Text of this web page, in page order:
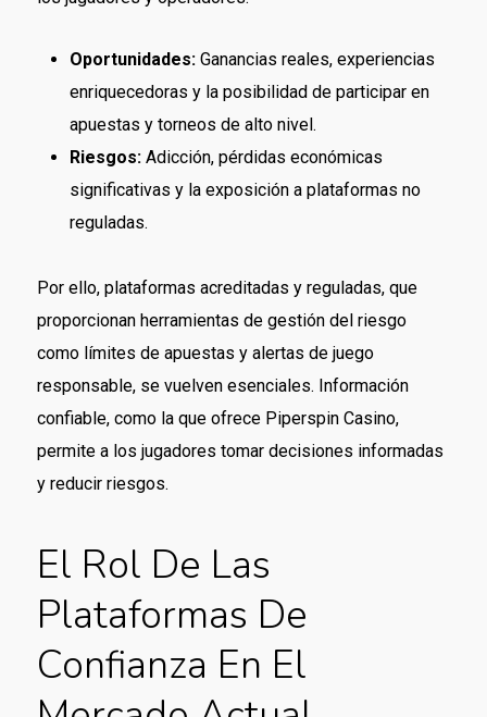
Oportunidades:Ganancias reales, experiencias
enriquecedoras y la posibilidad de participar en
apuestas y torneos de alto nivel.
Riesgos:Adicción, pérdidas económicas
significativas y la exposición a plataformas no
reguladas.
Por ello, plataformas acreditadas y reguladas, que
proporcionan herramientas de gestión del riesgo
como límites de apuestas y alertas de juego
responsable, se vuelven esenciales. Información
confiable, como la que ofrece Piperspin Casino,
permite a los jugadores tomar decisiones informadas
y reducir riesgos.
El Rol De Las
Plataformas De
Confianza En El